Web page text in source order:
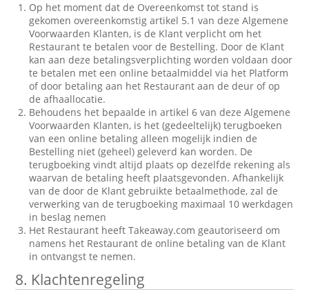
Op het moment dat de Overeenkomst tot stand is
gekomen overeenkomstig artikel 5.1 van deze Algemene
Voorwaarden Klanten, is de Klant verplicht om het
Restaurant te betalen voor de Bestelling. Door de Klant
kan aan deze betalingsverplichting worden voldaan door
te betalen met een online betaalmiddel via het Platform
of door betaling aan het Restaurant aan de deur of op
de afhaallocatie.
Behoudens het bepaalde in artikel 6 van deze Algemene
Voorwaarden Klanten, is het (gedeeltelijk) terugboeken
van een online betaling alleen mogelijk indien de
Bestelling niet (geheel) geleverd kan worden. De
terugboeking vindt altijd plaats op dezelfde rekening als
waarvan de betaling heeft plaatsgevonden. Afhankelijk
van de door de Klant gebruikte betaalmethode, zal de
verwerking van de terugboeking maximaal 10 werkdagen
in beslag nemen
Het Restaurant heeft Takeaway.com geautoriseerd om
namens het Restaurant de online betaling van de Klant
in ontvangst te nemen.
8. Klachtenregeling